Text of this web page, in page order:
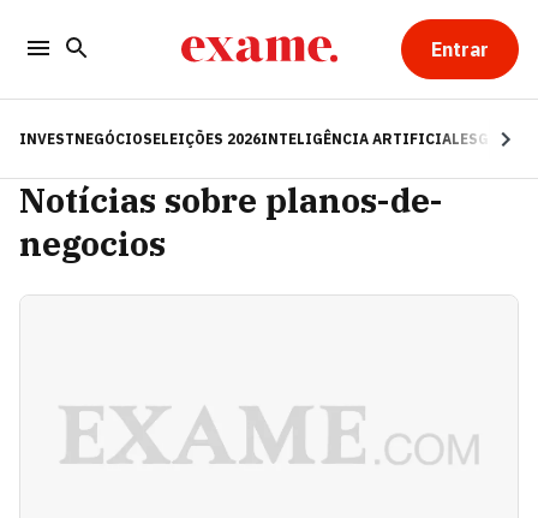
Entrar
INVESTNEGÓCIOSELEIÇÕES 2026INTELIGÊNCIA ARTIFICIALESG
Notícias sobre planos-de-
negocios